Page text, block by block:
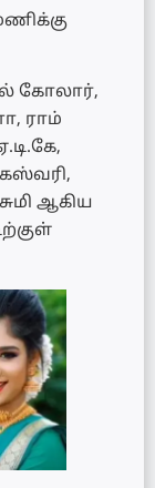
கோலார்,
ராம்
ஆகிய